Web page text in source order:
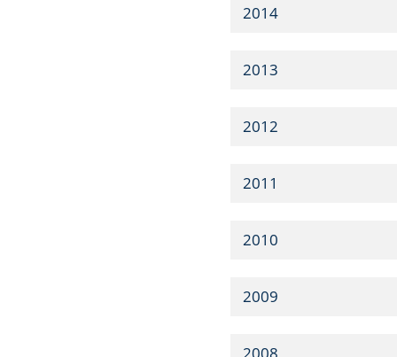
2014
2013
2012
2011
2010
2009
2008